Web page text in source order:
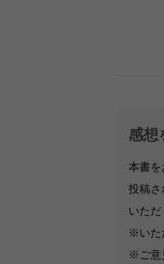
感想
本書を
投稿さ
いただ
※いた
※ご意